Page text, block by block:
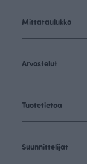
Mittataulukko
Arvostelut
Tuotetietoa
Suunnittelijat